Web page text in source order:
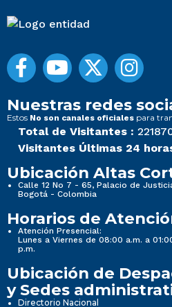
Nuestras redes
Estos No son canales oficiales para
Total de Visitantes :
Visitantes Últimas 24
Ubicación Altas
Calle 12 No 7 - 65, Palacio de
Bogotá - Colombia
Horarios de
Atención Presencial:
Lunes a Viernes de 08:00 a.m. a
p.m.
Ubicación de
y Sedes
Directorio Nacional